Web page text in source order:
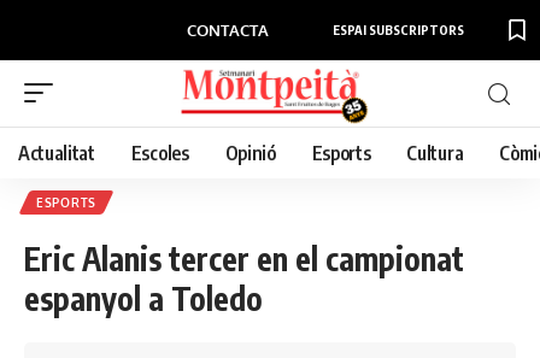
CONTACTA ESPAI SUBSCRIPTORS
Actualitat Escoles Opinió Esports Cultura
ESPORTS
Eric Alanis tercer en el campionat
espanyol a Toledo